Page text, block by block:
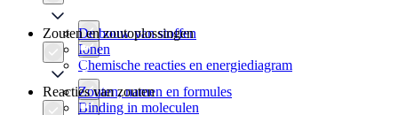
Chemische reacties en energiediagram
Ionen
De bouw van stoffen
Binding in moleculen
Zouten en zoutoplossingen
Zouten, namen en formules
Reacties van zouten